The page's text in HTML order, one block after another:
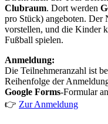
Clubraum. Dort werden
pro Stück) angeboten.
vorstellen, und die Kinder
Fußball spielen.
Anmeldung:
Die Teilnehmeranzahl ist
Reihenfolge der
Google Forms-Formular
👉 Zur Anmeldung